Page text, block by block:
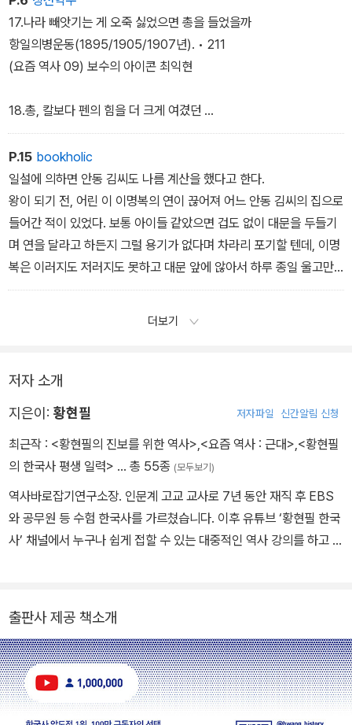
7
6.미국을 물러나게 만든 조선의 힘 신미양요(1871년) • 065
7.여흥민씨보다 안동 김씨가 차라리 나았다
8.불평등 조약의 피해는 국가와 백성에게로
강화도조약과 각국과의 수교(1876년)•083
(요즘 역사 03) 이순신이 바꾼 일본 역사
11.곰나루의 그 아우성만 살고 껍데기는 가라
동학농민운동(1894년) .137
12.진정한 근대의 시발점 갑오개혁(1894년) .157
13.상처 입은 조선의 자존심 을미사변(1895년) • 165
(요즘 역사 07) 민비가 우리 역사상 최악의 여인인 이유
14.왕이 자신의 궁궐에서 도망치다
을미개혁(1895년)과 아관파천 (1896년) •183
(요즘 역사 08) 서재필은 국립묘지에 묻힐 자격이 있는가?
16.가장 힘없는 시기에 황제국가가 탄생하다
17.나라 빼앗기는 게 오죽 싫었으면 총을 들었을까
항일의병운동(1895/1905/1907년). • 211
(요즘 역사 09) 보수의 아이콘 최익현
18.총, 칼보다 펜의 힘을 더 크게 여겼던
애국계몽운동 •231
19. 러시아에 이기고 미국의 지지를 받은 일본
러일전쟁(1904년)과 가쓰라. 태프트 밀약(1905년). 239
20.저 개돼지만도 못한 신하들이 하룻밤 사이에
을사늑약(1905년)247
(요즘 역사 10) 안중근이 이토 히로부미를 죽인 것은 역사적 실수였
(요즘 역사 11) 고종은 얼마나 암군인가
21.섬나라의 지배가 시작되다 경술국치 (1910년) • 271
(요즘 역사 13) 일본은 조선왕조와 전쟁을 한 적이 없었다?
(요즘 역사 14) 조선이 자랑스럽지 않은 자학·친일적 마인드를 벗어
던져라
P.15 bookholic
일설에 의하면 안동 김씨도 나름 계산을 했다고 한다.
왕이 되기 전, 어린 이 이명복의 연이 끊어져 어느 안동 김씨의 집으로
들어간 적이 있었다. 보통 아이들 같았으면 겁도 없이 대문을 두들기
며 연을 달라고 하든지 그럴 용기가 없다며 차라리 포기할 텐데, 이명
복은 이러지도 저러지도 못하고 대문 앞에 않아서 하루 종일 울고만
있었다고 한다. 이때부터 안동 김씨는 이명복의 우유부단함이 마음에
더보기
저자 소개
지은이: 황현필 저자파일 신간알림 신청
최근작 : <황현필의 진보를 위한 역사> <요즘 역사 : 근대> <황현필
의 한국사 평생 일력> … 총 55종 (모두보기)
역사바로잡기연구소장. 인문계 고교 교사로 7년 동안 재직 후 EBS
와 공무원 등 수험 한국사를 가르쳤습니다. 이후 유튜브 ‘황현필 한국
사’ 채널에서 누구나 쉽게 접할 수 있는 대중적인 역사 강의를 하고 있
출판사 제공 책소개